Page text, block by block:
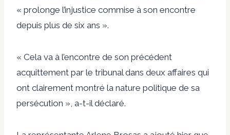
« prolonge l’injustice commise à son encontre
depuis plus de six ans ».
« Cela va à l’encontre de son précédent
acquittement par le tribunal dans deux affaires qui
ont clairement montré la nature politique de sa
persécution », a-t-il déclaré.